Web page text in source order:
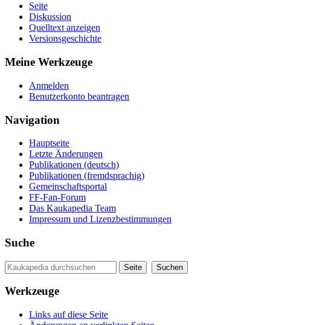
Seite
Diskussion
Quelltext anzeigen
Versionsgeschichte
Meine Werkzeuge
Anmelden
Benutzerkonto beantragen
Navigation
Hauptseite
Letzte Änderungen
Publikationen (deutsch)
Publikationen (fremdsprachig)
Gemeinschaftsportal
FF-Fan-Forum
Das Kaukapedia Team
Impressum und Lizenzbestimmungen
Suche
Werkzeuge
Links auf diese Seite